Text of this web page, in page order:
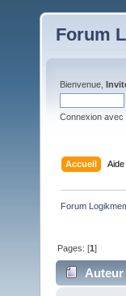
Forum
Bienvenue,
Connexion avec
Accueil Aide
Forum
Pages: [1]
Auteur